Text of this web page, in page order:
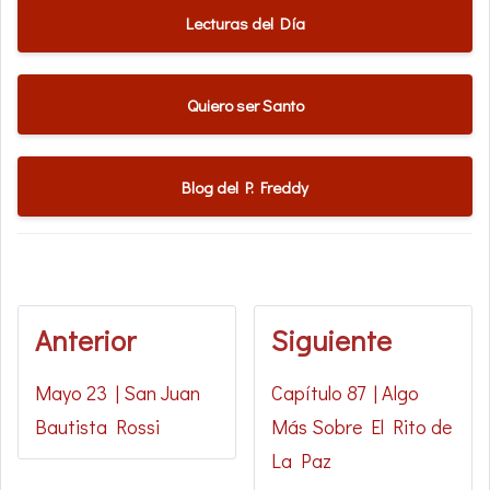
Lecturas del Día
Quiero ser Santo
Blog del P. Freddy
Anterior
Mayo 23 | San Juan
Bautista Rossi
Siguiente
Capítulo 87 | Algo
Más Sobre El Rito de
La Paz